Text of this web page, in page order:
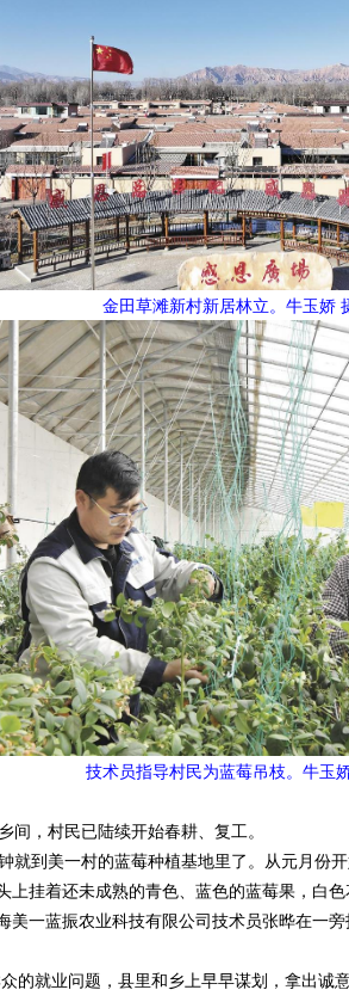
金田草滩新村新居林立。牛玉娇
技术员指导村民为蓝莓吊枝。牛玉
，村民已陆续开始春耕、复工。
到美一村的蓝莓种植基地里了。从元月份开
着还未成熟的青色、蓝色的蓝莓果，白色
一蓝振农业科技有限公司技术员张晔在一旁
就业问题，县里和乡上早早谋划，拿出诚